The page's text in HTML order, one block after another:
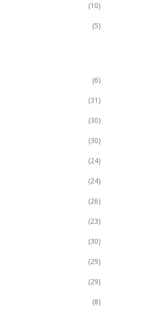
(10)
(5)
(6)
(31)
(30)
(30)
(24)
(24)
(26)
(23)
(30)
(29)
(29)
(8)